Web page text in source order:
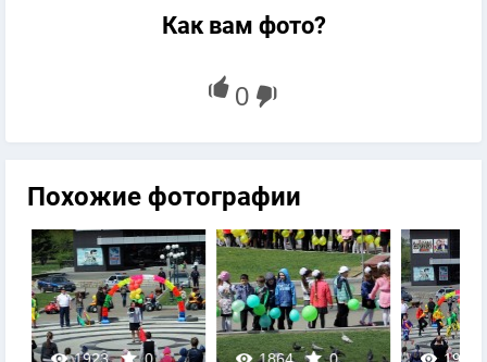
Как вам фото?
Похожие фотографии
1923
0
1864
0
1928